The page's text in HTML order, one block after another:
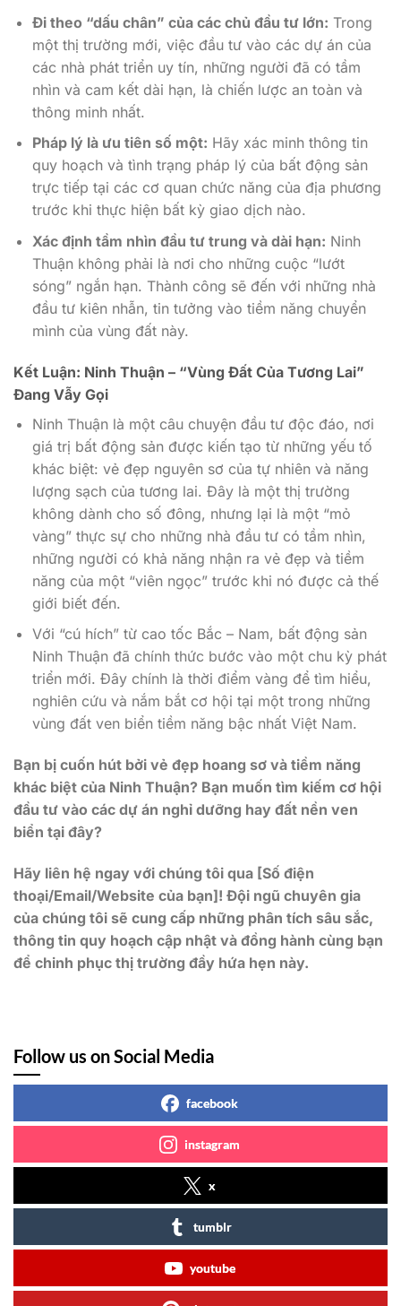
Đi theo “dấu chân” của các chủ đầu tư lớn: Trong
một thị trường mới, việc đầu tư vào các dự án của
các nhà phát triển uy tín, những người đã có tầm
nhìn và cam kết dài hạn, là chiến lược an toàn và
thông minh nhất.
Pháp lý là ưu tiên số một: Hãy xác minh thông tin
quy hoạch và tình trạng pháp lý của bất động sản
trực tiếp tại các cơ quan chức năng của địa phương
trước khi thực hiện bất kỳ giao dịch nào.
Xác định tầm nhìn đầu tư trung và dài hạn: Ninh
Thuận không phải là nơi cho những cuộc “lướt
sóng” ngắn hạn. Thành công sẽ đến với những nhà
đầu tư kiên nhẫn, tin tưởng vào tiềm năng chuyển
mình của vùng đất này.
Kết Luận: Ninh Thuận – “Vùng Đất Của Tương Lai”
Đang Vẫy Gọi
Ninh Thuận là một câu chuyện đầu tư độc đáo, nơi
giá trị bất động sản được kiến tạo từ những yếu tố
khác biệt: vẻ đẹp nguyên sơ của tự nhiên và năng
lượng sạch của tương lai. Đây là một thị trường
không dành cho số đông, nhưng lại là một “mỏ
vàng” thực sự cho những nhà đầu tư có tầm nhìn,
những người có khả năng nhận ra vẻ đẹp và tiềm
năng của một “viên ngọc” trước khi nó được cả thế
giới biết đến.
Với “cú hích” từ cao tốc Bắc – Nam, bất động sản
Ninh Thuận đã chính thức bước vào một chu kỳ phát
triển mới. Đây chính là thời điểm vàng để tìm hiểu,
nghiên cứu và nắm bắt cơ hội tại một trong những
vùng đất ven biển tiềm năng bậc nhất Việt Nam.
Bạn bị cuốn hút bởi vẻ đẹp hoang sơ và tiềm năng
khác biệt của Ninh Thuận? Bạn muốn tìm kiếm cơ hội
đầu tư vào các dự án nghỉ dưỡng hay đất nền ven
biển tại đây?
Hãy liên hệ ngay với chúng tôi qua [Số điện
thoại/Email/Website của bạn]! Đội ngũ chuyên gia
của chúng tôi sẽ cung cấp những phân tích sâu sắc,
thông tin quy hoạch cập nhật và đồng hành cùng bạn
để chinh phục thị trường đầy hứa hẹn này.
Follow us on Social Media
facebook
instagram
x
tumblr
youtube